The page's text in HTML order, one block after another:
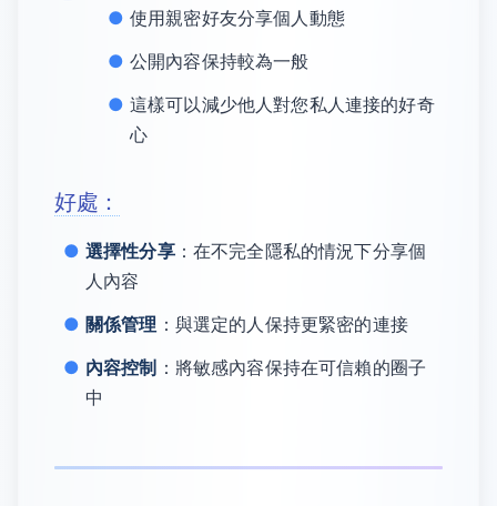
使用親密好友分享個人動態
公開內容保持較為一般
這樣可以減少他人對您私人連接的好奇
心
好處：
選擇性分享：在不完全隱私的情況下分享個
人內容
關係管理 ：與選定的人保持更緊密的連接
內容控制 ：將敏感內容保持在可信賴的圈子
中